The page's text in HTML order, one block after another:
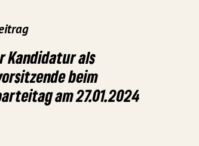
Kandidatur als
beim
am 27.01.2024